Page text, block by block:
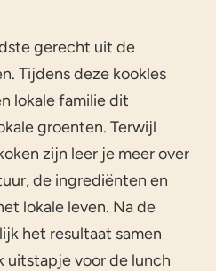
gerecht uit de
Tijdens deze kookles
lokale familie dit
groenten. Terwijl
zijn leer je meer over
de ingrediënten en
lokale leven. Na de
het resultaat samen
uitstapje voor de lunch